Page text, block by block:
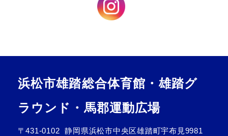
『まつぼっくり』」
浜松市雄踏総合体育館・雄踏グ
ラウンド・馬郡運動広場
〒431-0102
静岡県浜松市中央区雄踏町宇布見9981